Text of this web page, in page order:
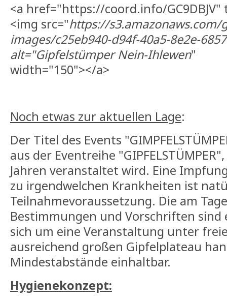
<a href="https://coord.info/
<img src="https://s3.amazonaws.com/
images/c25eb940-d94f-40a5-8e2e-
alt="Gipfelstümper Nein-Ihlewen"
width="150"></a>
Noch etwas zur aktuellen Lage:
Der Titel des Events
aus der Eventreihe
Jahren veranstaltet wird. Eine
zu irgendwelchen Krankheiten ist
Teilnahmevoraussetzung. Die am
Bestimmungen und Vorschriften sind
sich um eine Veranstaltung unter
ausreichend großen Gipfelplateau
Mindestabstände einhaltbar.
Hygienekonzept: